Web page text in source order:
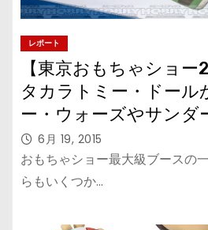
レポート
【東京おもちゃショー
タカラトミー・ドール
ー・ウォーズやサンダ
6月 19, 2015
おもちゃショー最大級ブースの
らもいくつか…